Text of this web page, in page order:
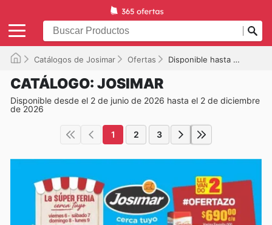
Catálogos de Josimar Ofertas Disponible hasta el 02/12/2026
CATÁLOGO: JOSIMAR
Disponible desde el 2 de junio de 2026 hasta el 2 de diciembre
de 2026
1 2 3